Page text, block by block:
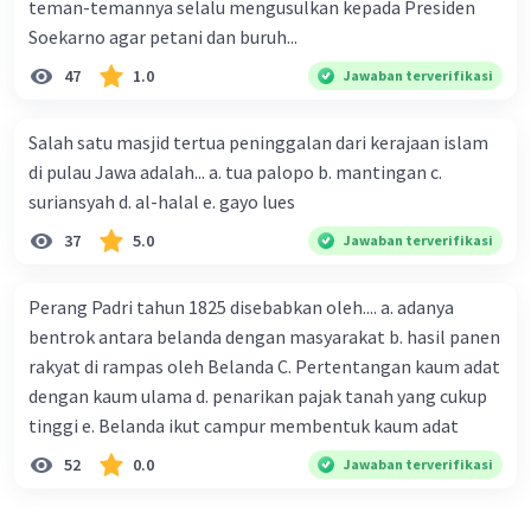
Rakyat Banten pun kembali menerima kedatangan
orang-orang Belanda. Belanda mulai melakukan aktivitas
perdagangan. Kapal-kapal mereka mulai berlayar ke
timur dan singgah di Tuban. Dari Tuban pelayaran
Jacob van Neck mereka sampai di Maluku pada tahun
1599 Kedatangan orang-orang Belanda ini juga diterima
baik oleh rakyat Maluku. Kebetulan waktu itu Maluku
sedang konflik dengan orang-orang Portugis. Pelayaran
dan perdagangan orang-orang Belanda di Maluku ini
berlayar menuju Maluku.
Beri Rating·0.0(0) Balas
teman-temannya selalu mengusulkan kepada Presiden
Soekarno agar petani dan buruh...
47 1.0 Jawaban terverifikasi
Salah satu masjid tertua peninggalan dari kerajaan islam
di pulau Jawa adalah... a. tua palopo b. mantingan c.
suriansyah d. al-halal e. gayo lues
37 5.0 Jawaban terverifikasi
Perang Padri tahun 1825 disebabkan oleh.... a. adanya
bentrok antara belanda dengan masyarakat b. hasil panen
rakyat di rampas oleh Belanda C. Pertentangan kaum adat
dengan kaum ulama d. penarikan pajak tanah yang cukup
tinggi e. Belanda ikut campur membentuk kaum adat
52 0.0 Jawaban terverifikasi